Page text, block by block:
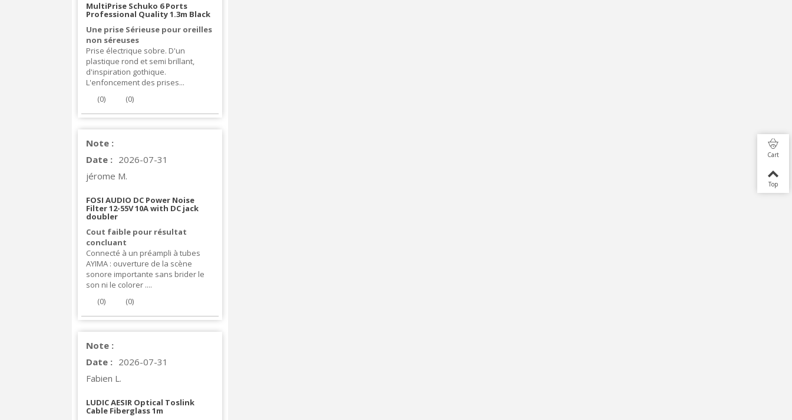
MultiPrise Schuko 6 Ports
Professional Quality 1.3m Black
Une prise Sérieuse pour oreilles
non séreuses
Prise électrique sobre. D'un
plastique rond et semi brillant,
d'inspiration gothique.
L'enfoncement des prises...
(0) (0)
Note :
Date : 2026-07-31
jérome M.
FOSI AUDIO DC Power Noise
Filter 12-55V 10A with DC jack
doubler
Cout faible pour résultat
concluant
Connecté à un préampli à tubes
AYIMA : ouverture de la scène
sonore importante sans brider le
son ni le colorer ....
(0) (0)
Note :
Date : 2026-07-31
Fabien L.
LUDIC AESIR Optical Toslink
Cable Fiberglass 1m
Cart
Top